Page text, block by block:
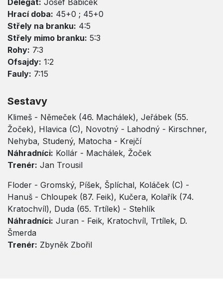
Delegát: Josef Bábiček
Hrací doba: 45+0 ; 45+0
Střely na branku: 4:5
Střely mimo branku: 5:3
Rohy: 7:3
Ofsajdy: 1:2
Fauly: 7:15
Sestavy
Klimeš - Němeček (46. Machálek), Jeřábek (55.
Žoček), Hlavica (C), Novotný - Lahodný - Kirschner,
Nehyba, Studený, Matocha - Krejčí
Náhradníci: Kollár - Machálek, Žoček
Trenér: Jan Trousil
Floder - Gromský, Píšek, Šplíchal, Koláček (C) -
Hanuš - Chloupek (87. Feik), Kučera, Kolařík (74.
Kratochvíl), Duda (65. Trtílek) - Stehlík
Náhradníci: Juran - Feik, Kratochvíl, Trtílek, D.
Šmerda
Trenér: Zbyněk Zbořil